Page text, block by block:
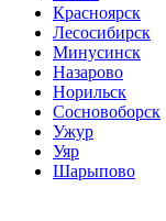
Красноярск
Лесосибирск
Минусинск
Назарово
Норильск
Сосновоборск
Ужур
Уяр
Шарыпово